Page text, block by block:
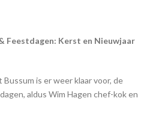
Feestdagen: Kerst en Nieuwjaar
is er weer klaar voor, de
aldus Wim Hagen chef-kok en